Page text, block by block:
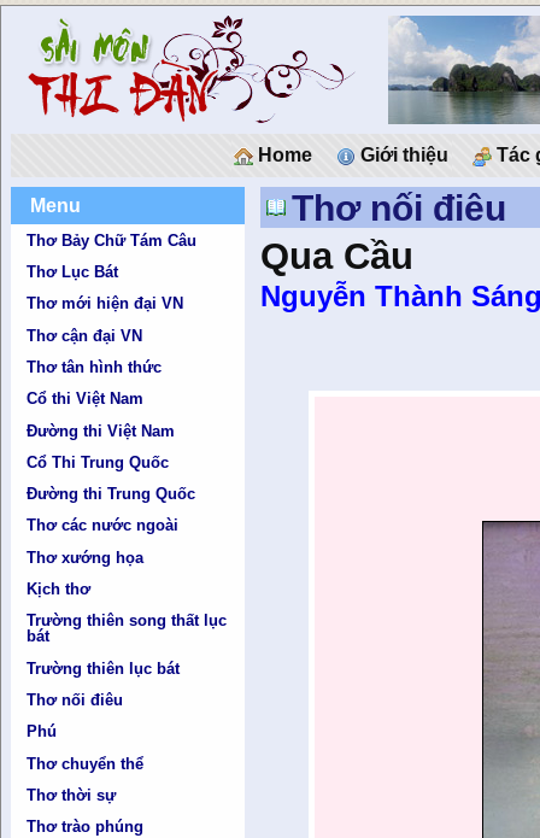
Home Giới thiệu Tác
Menu
Thơ Bảy Chữ Tám Câu
Thơ Lục Bát
Thơ mới hiện đại VN
Thơ cận đại VN
Thơ tân hình thức
Cổ thi Việt Nam
Đường thi Việt Nam
Cổ Thi Trung Quốc
Đường thi Trung Quốc
Thơ các nước ngoài
Thơ xướng họa
Kịch thơ
Trường thiên song thất lục
bát
Trường thiên lục bát
Thơ nối điêu
Phú
Thơ chuyển thể
Thơ thời sự
Thơ trào phúng
Thơ nối điêu
Qua Cầu
Nguyễn Thành